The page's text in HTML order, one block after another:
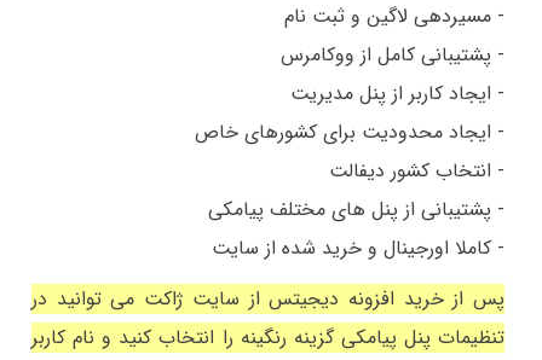
- مسیردهی لاگین و ثبت نام
- پشتیبانی کامل از ووکامرس
- ایجاد کاربر از پنل مدیریت
- ایجاد محدودیت برای کشورهای خاص
- انتخاب کشور دیفالت
- پشتیبانی از پنل های مختلف پیامکی
- کاملا اورجینال و خرید شده از سایت
پس از خرید افزونه دیجیتس از سایت ژاکت می توانید در
تنظیمات پنل پیامکی گزینه رنگینه را انتخاب کنید و نام کاربر